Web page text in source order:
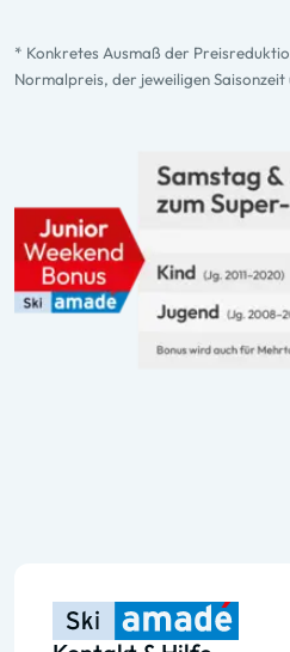
* Konkretes Ausmaß der
Normalpreis, der jeweiligen